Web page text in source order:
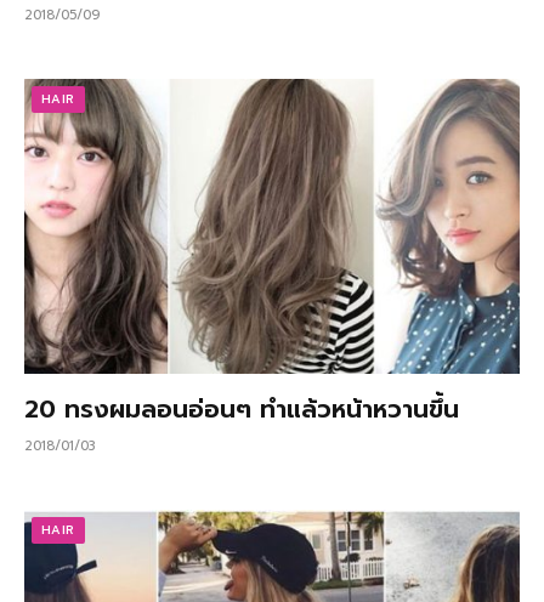
2018/05/09
HAIR
20 ทรงผมลอนอ่อนๆ ทำแล้วหน้าหวานขึ้น
2018/01/03
HAIR